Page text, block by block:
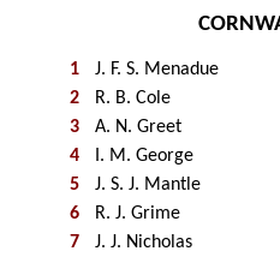
1 J. F. S. Menadue
2
R. B. Cole
3
A. N. Greet
4
I. M. George
5
J. S. J. Mantle
6
R. J. Grime
7
J. J. Nicholas